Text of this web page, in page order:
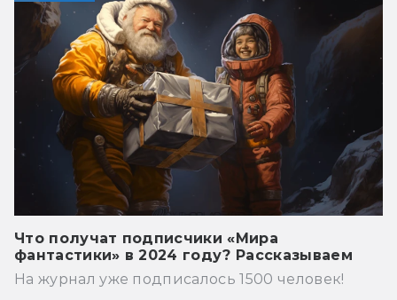
Что получат подписчики «Мира
фантастики» в 2024 году? Рассказываем
На журнал уже подписалось 1500 человек!